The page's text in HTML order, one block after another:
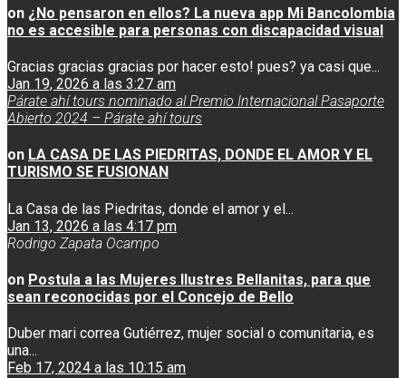
on ¿No pensaron en ellos? La nueva app Mi Bancolombia
no es accesible para personas con discapacidad visual
Gracias gracias gracias por hacer esto! pues? ya casi que...
Jan 19, 2026 a las 3:27 am
Párate ahí tours nominado al Premio Internacional Pasaporte
Abierto 2024 – Párate ahí tours
on LA CASA DE LAS PIEDRITAS, DONDE EL AMOR Y EL
TURISMO SE FUSIONAN
La Casa de las Piedritas, donde el amor y el...
Jan 13, 2026 a las 4:17 pm
Rodrigo Zapata Ocampo
on Postula a las Mujeres Ilustres Bellanitas, para que
sean reconocidas por el Concejo de Bello
Duber mari correa Gutiérrez, mujer social o comunitaria, es
una...
Feb 17, 2024 a las 10:15 am